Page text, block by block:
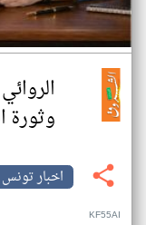
وثورة
اخبار تونس
KF55AI